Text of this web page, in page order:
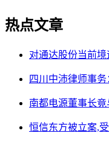
热点文章
对通达股份当前
四川中沛律师事
南都电源董事长竟
恒信东方被立案,